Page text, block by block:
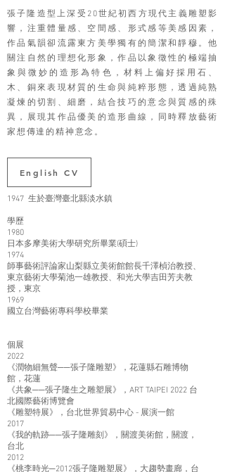
張子隆造型上深受20世紀初西方現代主義雕塑影
響，注重體量感、空間感、形式感等美感因素，
作品氣韻卻流露東方美學獨有的簡潔和靜穆。他
關注自然的理想化形象，作品以象徵性的極端抽
象與微妙的造形為特色，材料上偏好採用石、
木、銅來表現材質的生命與純粹形態，透過純熟
凝煉的切割、細磨，結合技巧的意念與質感的殊
異，展現其作品優美的造形曲線，同時釋放藝術
家想傳達的精神意念。
English CV
1947 生於臺灣臺北縣淡水鎮
學歷
1980
日本多摩美術大學研究所畢業(碩士)
1974
師事藝術評論家山梨縣立美術館館長千澤楨治教授、
東京藝術大學菊池一雄教授、和光大學吉田芳夫教
授，東京
1969
國立台灣藝術專科學校畢業
個展
2022
《潤物細無聲──張子隆雕塑》，花蓮縣石雕博物
館，花蓮
《共象──張子隆生之雕塑展》，ART TAIPEI 2022 台
北國際藝術博覽會
《雕塑特展》，台北世界貿易中心 - 展演一館
2017
《我的軌跡──張子隆雕刻》，關渡美術館，關渡，
台北
2012
《桃李時光─2012張子隆雕塑展》，大趨勢畫廊，台